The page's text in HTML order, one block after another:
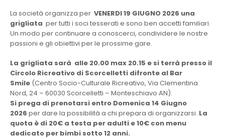
La società organizza per VENERDI 19 GIUGNO 2026 una
grigliata per tutti i soci tesserati e sono ben accetti familiari.
Un modo per continuare a conoscerci, condividere le nostre
passioni e gli obiettivi per le prossime gare.
La grigliata sarà alle 20.00 max 20.15 e si terrà presso il
Circolo Ricreativo di Scorcelletti difronte al Bar
Smile (Centro Socio-Culturale Ricreativo, Via Clementina
Nord, 24 – 60030 Scorcelletti – Monteschiavo AN).
Si prega di prenotarsi entro Domenica 14 Giugno
2026 per dare la possibilità a chi prepara di organizzarsi. La
quota è di 20€ a testa per adulti e 10€ con menu
dedicato per bimbi sotto 12 anni.